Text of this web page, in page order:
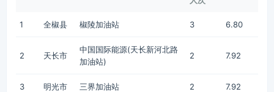
1 全椒县 椒陵加油站 3 6.80
2 天长市
中国国际能源(天长新河北路
加油站)
2 7.92
3 明光市 三界加油站 2 7.92